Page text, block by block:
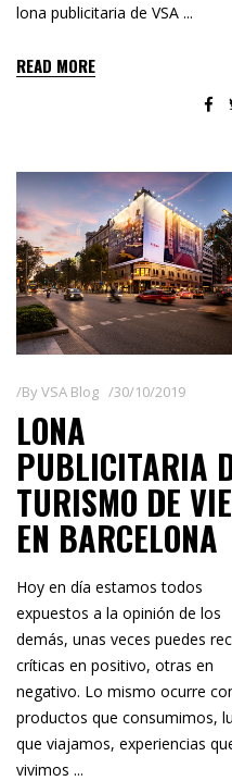
lona publicitaria de VSA
READ MORE
ByVSA Blog 30/10/2019
LONA
PUBLICITARIA
TURISMO DE
EN BARCELONA
Hoy en día estamos todos
expuestos a la opinión de los
demás, unas veces puedes
críticas en positivo, otras en
negativo. Lo mismo ocurre
productos que consumimos,
que viajamos, experiencias
vivimos